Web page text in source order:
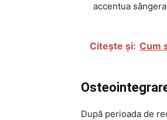
accentua
Citește și: Cum
După perioada de